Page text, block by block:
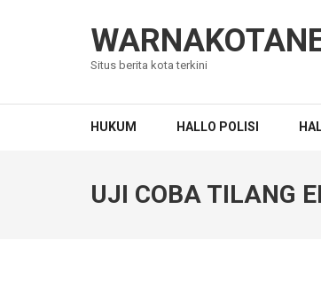
Situs berita kota terkini
HUKUM HALLO POLISI
UJI COBA TILANG